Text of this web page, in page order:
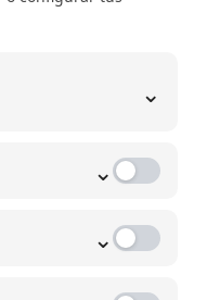
real.
⌄
⌄
⌄